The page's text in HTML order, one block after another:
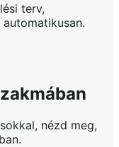
terv,
nézd meg,